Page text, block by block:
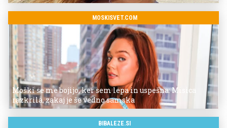
MOSKISVET.COM
Moški se me bojijo, ker sem lepa in uspešna: Misica
razkrila, zakaj je še vedno samska
BIBALEZE.SI